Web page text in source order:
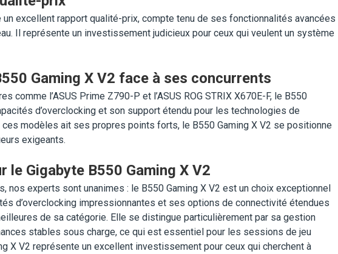
un excellent rapport qualité-prix, compte tenu de ses fonctionnalités avancées
Il représente un investissement judicieux pour ceux qui veulent un système
Gaming X V2 face à ses concurrents
comme l’ASUS Prime Z790-P et l’ASUS ROG STRIX X670E-F, le B550
d’overclocking et son support étendu pour les technologies de
ces modèles ait ses propres points forts, le B550 Gaming X V2 se positionne
exigeants.
le Gigabyte B550 Gaming X V2
nos experts sont unanimes : le B550 Gaming X V2 est un choix exceptionnel
d’overclocking impressionnantes et ses options de connectivité étendues
de sa catégorie. Elle se distingue particulièrement par sa gestion
stables sous charge, ce qui est essentiel pour les sessions de jeu
X V2 représente un excellent investissement pour ceux qui cherchent à